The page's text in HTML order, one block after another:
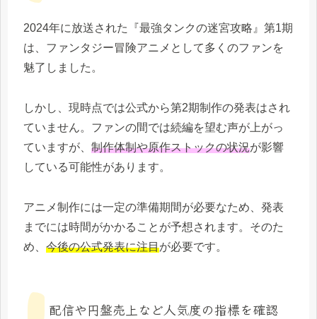
2024年に放送された『最強タンクの迷宮攻略』第1期
は、ファンタジー冒険アニメとして多くのファンを
魅了しました。
しかし、現時点では公式から第2期制作の発表はされ
ていません。ファンの間では続編を望む声が上がっ
ていますが、 制作体制や原作ストックの状況が影響
している可能性があります。
アニメ制作には一定の準備期間が必要なため、発表
までには時間がかかることが予想されます。そのた
め、 今後の公式発表に注目が必要です。
配信や円盤売上など人気度の指標を確認